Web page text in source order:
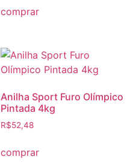
comprar
Anilha Sport Furo Olímpico
Pintada 4kg
R$52,48
comprar